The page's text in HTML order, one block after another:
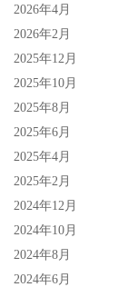
2026年4月
2026年2月
2025年12月
2025年10月
2025年8月
2025年6月
2025年4月
2025年2月
2024年12月
2024年10月
2024年8月
2024年6月